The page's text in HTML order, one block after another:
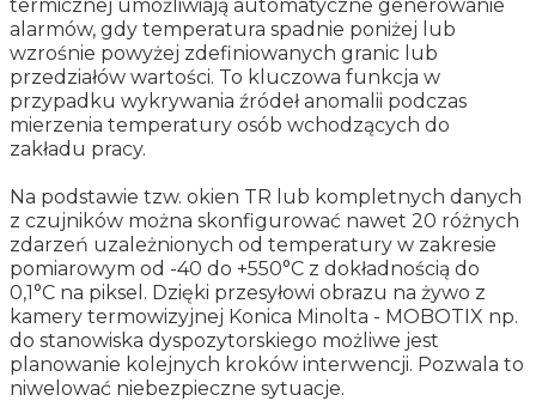
termicznej umożliwiają automatyczne generowanie
alarmów, gdy temperatura spadnie poniżej lub
wzrośnie powyżej zdefiniowanych granic lub
przedziałów wartości. To kluczowa funkcja w
przypadku wykrywania źródeł anomalii podczas
mierzenia temperatury osób wchodzących do
zakładu pracy.
Na podstawie tzw. okien TR lub kompletnych danych
z czujników można skonfigurować nawet 20 różnych
zdarzeń uzależnionych od temperatury w zakresie
pomiarowym od -40 do +550°C z dokładnością do
0,1°C na piksel. Dzięki przesyłowi obrazu na żywo z
kamery termowizyjnej Konica Minolta - MOBOTIX np.
do stanowiska dyspozytorskiego możliwe jest
planowanie kolejnych kroków interwencji. Pozwala to
niwelować niebezpieczne sytuacje.